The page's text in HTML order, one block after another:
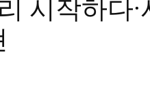
시작하다